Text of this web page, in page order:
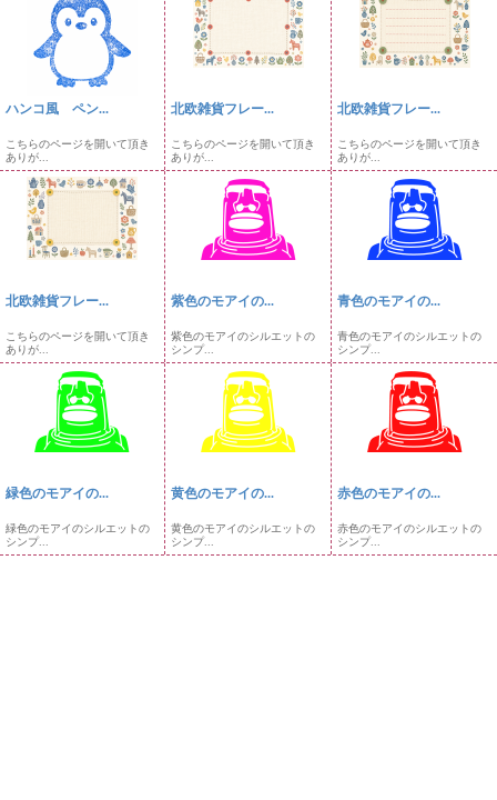
ハンコ風 ペン...
こちらのページを開いて頂き
ありが...
北欧雑貨フレー...
こちらのページを開いて頂き
ありが...
北欧雑貨フレー...
こちらのページを開いて頂き
ありが...
北欧雑貨フレー...
こちらのページを開いて頂き
ありが...
紫色のモアイの...
紫色のモアイのシルエットの
シンプ...
青色のモアイの...
青色のモアイのシルエットの
シンプ...
緑色のモアイの...
緑色のモアイのシルエットの
シンプ...
黄色のモアイの...
黄色のモアイのシルエットの
シンプ...
赤色のモアイの...
赤色のモアイのシルエットの
シンプ...